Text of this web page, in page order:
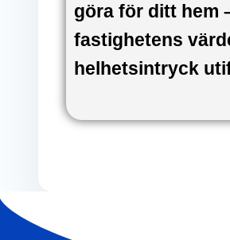
göra för ditt hem
fastighetens
helhetsintryck